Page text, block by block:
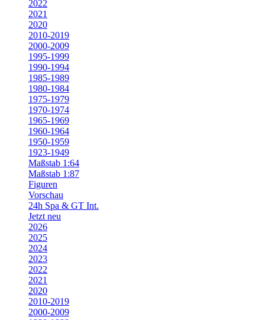
2022
2021
2020
2010-2019
2000-2009
1995-1999
1990-1994
1985-1989
1980-1984
1975-1979
1970-1974
1965-1969
1960-1964
1950-1959
1923-1949
Maßstab 1:64
Maßstab 1:87
Figuren
Vorschau
24h Spa & GT Int.
Jetzt neu
2026
2025
2024
2023
2022
2021
2020
2010-2019
2000-2009